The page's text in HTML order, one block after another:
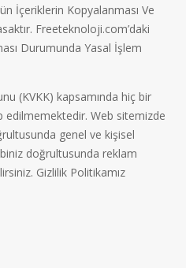
İçeriklerin Kopyalanması Ve
Freeteknoloji.com’daki
Durumunda Yasal İşlem
(KVKK) kapsamında hiç bir
edilmemektedir. Web sitemizde
genel ve kişisel
doğrultusunda reklam
Gizlilik Politikamız